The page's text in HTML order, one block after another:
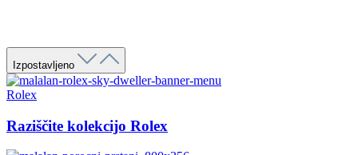
Izpostavljeno
Rolex
Raziščite kolekcijo Rolex